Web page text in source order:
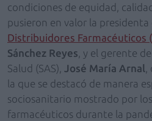
condiciones de equidad,
pusieron en valor la presidenta
Distribuidores Farmacéuticos
Sánchez Reyes , y el gerente
Salud (SAS), José María Arnal
la que se destacó de manera
sociosanitario mostrado por
farmacéuticos durante la